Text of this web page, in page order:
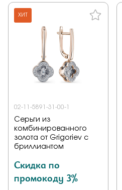
ХИТ
02-11-5891-31-00-1
Серьги из
комбинированного
золота от Grigoriev с
бриллиантом
Скидка по
промокоду 3%